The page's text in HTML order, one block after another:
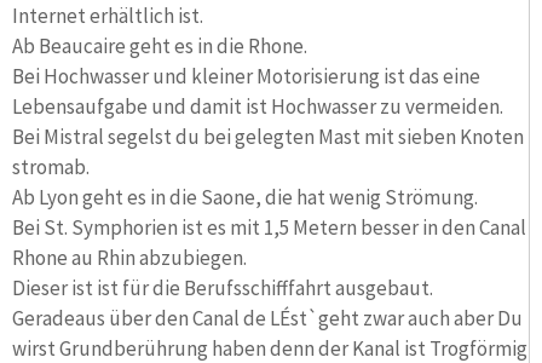
Internet erhältlich ist.
Ab Beaucaire geht es in die Rhone.
Bei Hochwasser und kleiner Motorisierung ist das eine
Lebensaufgabe und damit ist Hochwasser zu vermeiden.
Bei Mistral segelst du bei gelegten Mast mit sieben Knoten
stromab.
Ab Lyon geht es in die Saone, die hat wenig Strömung.
Bei St. Symphorien ist es mit 1,5 Metern besser in den Canal
Rhone au Rhin abzubiegen.
Dieser ist ist für die Berufsschifffahrt ausgebaut.
Geradeaus über den Canal de LÉst`geht zwar auch aber Du
wirst Grundberührung haben denn der Kanal ist Trogförmig